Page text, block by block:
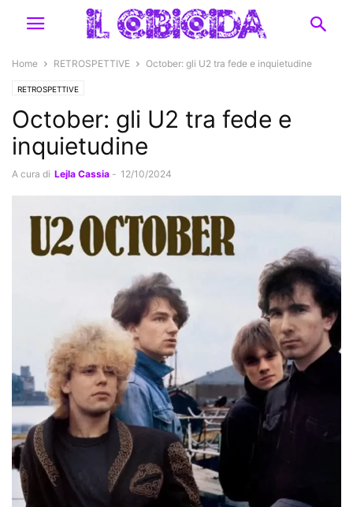
Home RETROSPETTIVE October: gli U2 tra fede e inquietudine
RETROSPETTIVE
October: gli U2 tra fede e
inquietudine
A cura di Lejla Cassia - 12/10/2024